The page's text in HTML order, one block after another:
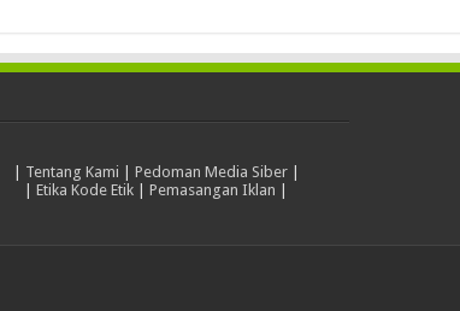
| Tentang Kami | Pedoman Media Siber|
|Etika Kode Etik |Pemasangan Iklan |